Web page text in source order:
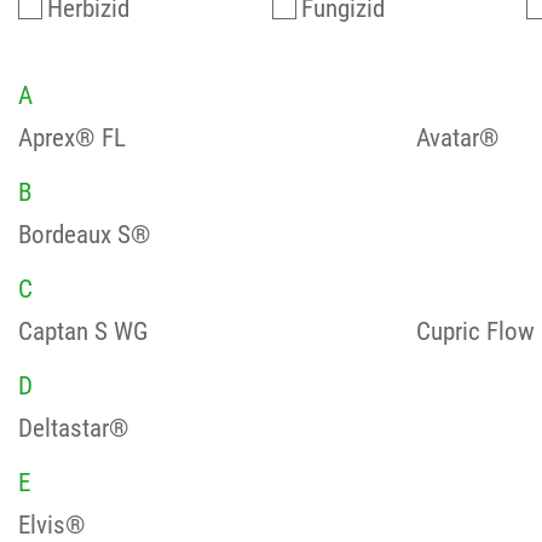
Herbizid Fungizid
A
Aprex® FL
Avatar®
B
Bordeaux S®
C
Captan S WG
Cupric Flow
D
Deltastar®
E
Elvis®